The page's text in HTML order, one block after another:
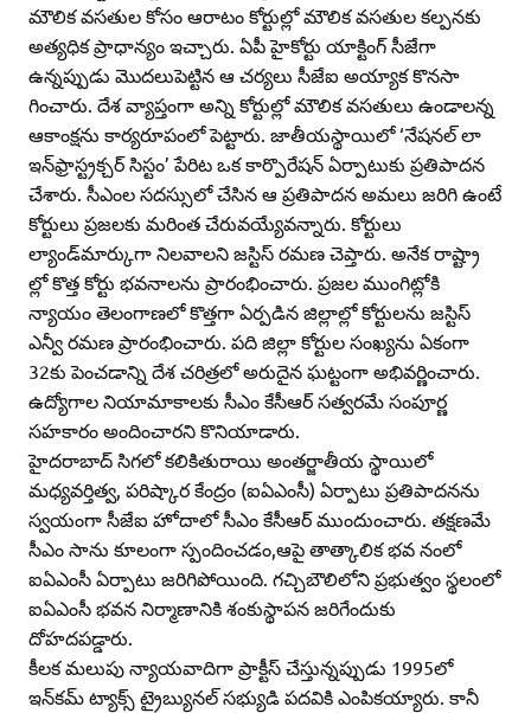
మౌలిక వసతుల కోసం ఆరాటం కోర్టుల్లో మౌలిక వసతుల కల్పనకు
అత్యధిక ప్రాధాన్యం ఇచ్చారు. ఏపీ హైకోర్టు యాక్టింగ్‌ సీజేగా
ఉన్నప్పుడు మొదలుపెట్టిన ఆ చర్యలు సీజేఐ అయ్యాక కొనసా
గించారు. దేశ వ్యాప్తంగా అన్ని కోర్టుల్లో మౌలిక వసతులు ఉండాలన్న
ఆకాంక్షను కార్యరూపంలో పెట్టారు. జాతీయస్థాయిలో ‘నేషనల్‌ లా
ఇన్‌ఫ్రాస్ట్రక్చర్‌ సిస్టం’ పేరిట ఒక కార్పొరేషన్‌ ఏర్పాటుకు ప్రతిపాదన
చేశారు. సీఎంల సదస్సులో చేసిన ఆ ప్రతిపాదన అమలు జరిగి ఉంటే
కోర్టులు ప్రజలకు మరింత చేరువయ్యేవన్నారు. కోర్టులు
ల్యాండ్‌మార్కుగా నిలవాలని జస్టిస్‌ రమణ చెప్తారు. అనేక రాష్ట్రా
ల్లో కొత్త కోర్టు భవనాలను ప్రారంభించారు. ప్రజల ముంగిట్లోకి
న్యాయం తెలంగాణలో కొత్తగా ఏర్పడిన జిల్లాల్లో కోర్టులను జస్టిస్‌
ఎన్వీ రమణ ప్రారంభించారు. పది జిల్లా కోర్టుల సంఖ్యను ఏకంగా
32కు పెంచడాన్ని దేశ చరిత్రలో అరుదైన ఘట్టంగా అభివర్ణించారు.
ఉద్యోగాల నియామాకాలకు సీఎం కేసీఆర్‌ సత్వరమే సంపూర్ణ
సహకారం అందించారని కొనియాడారు.
హైదరాబాద్‌ సిగలో కలికితురాయి అంతర్జాతీయ స్థాయిలో
మధ్యవర్తిత్వ, పరిష్కార కేంద్రం (ఐఏఎంసీ) ఏర్పాటు ప్రతిపాదనను
స్వయంగా సీజేఐ హోదాలో సీఎం కేసీఆర్‌ ముందుంచారు. తక్షణమే
సీఎం సాను కూలంగా స్పందించడం,ఆపై తాత్కాలిక భవ నంలో
ఐఏఎంసీ ఏర్పాటు జరిగిపోయింది. గచ్చిబౌలిలోని ప్రభుత్వం స్థలంలో
ఐఏఎంసీ భవన నిర్మాణానికి శంకుస్థాపన జరిగేందుకు
దోహదపడ్డారు.
కీలక మలుపు న్యాయవాదిగా ప్రాక్టీస్‌ చేస్తున్నప్పుడు 1995లో
ఇన్‌కమ్‌ ట్యాక్స్‌ ట్రైబ్యునల్‌ సభ్యుడి పదవికి ఎంపికయ్యారు. కానీ